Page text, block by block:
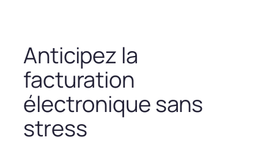
Anticipez la
facturation
électronique sans
stress